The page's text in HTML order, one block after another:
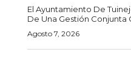
El Ayuntamiento De
De Una Gestión Conjunta
Agosto 7, 2026